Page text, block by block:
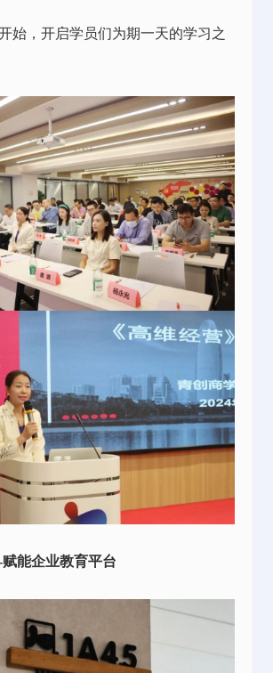
始，开启学员们为期一天的学习之
赋能企业教育平台